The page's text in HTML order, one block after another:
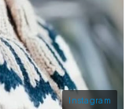
Instagram